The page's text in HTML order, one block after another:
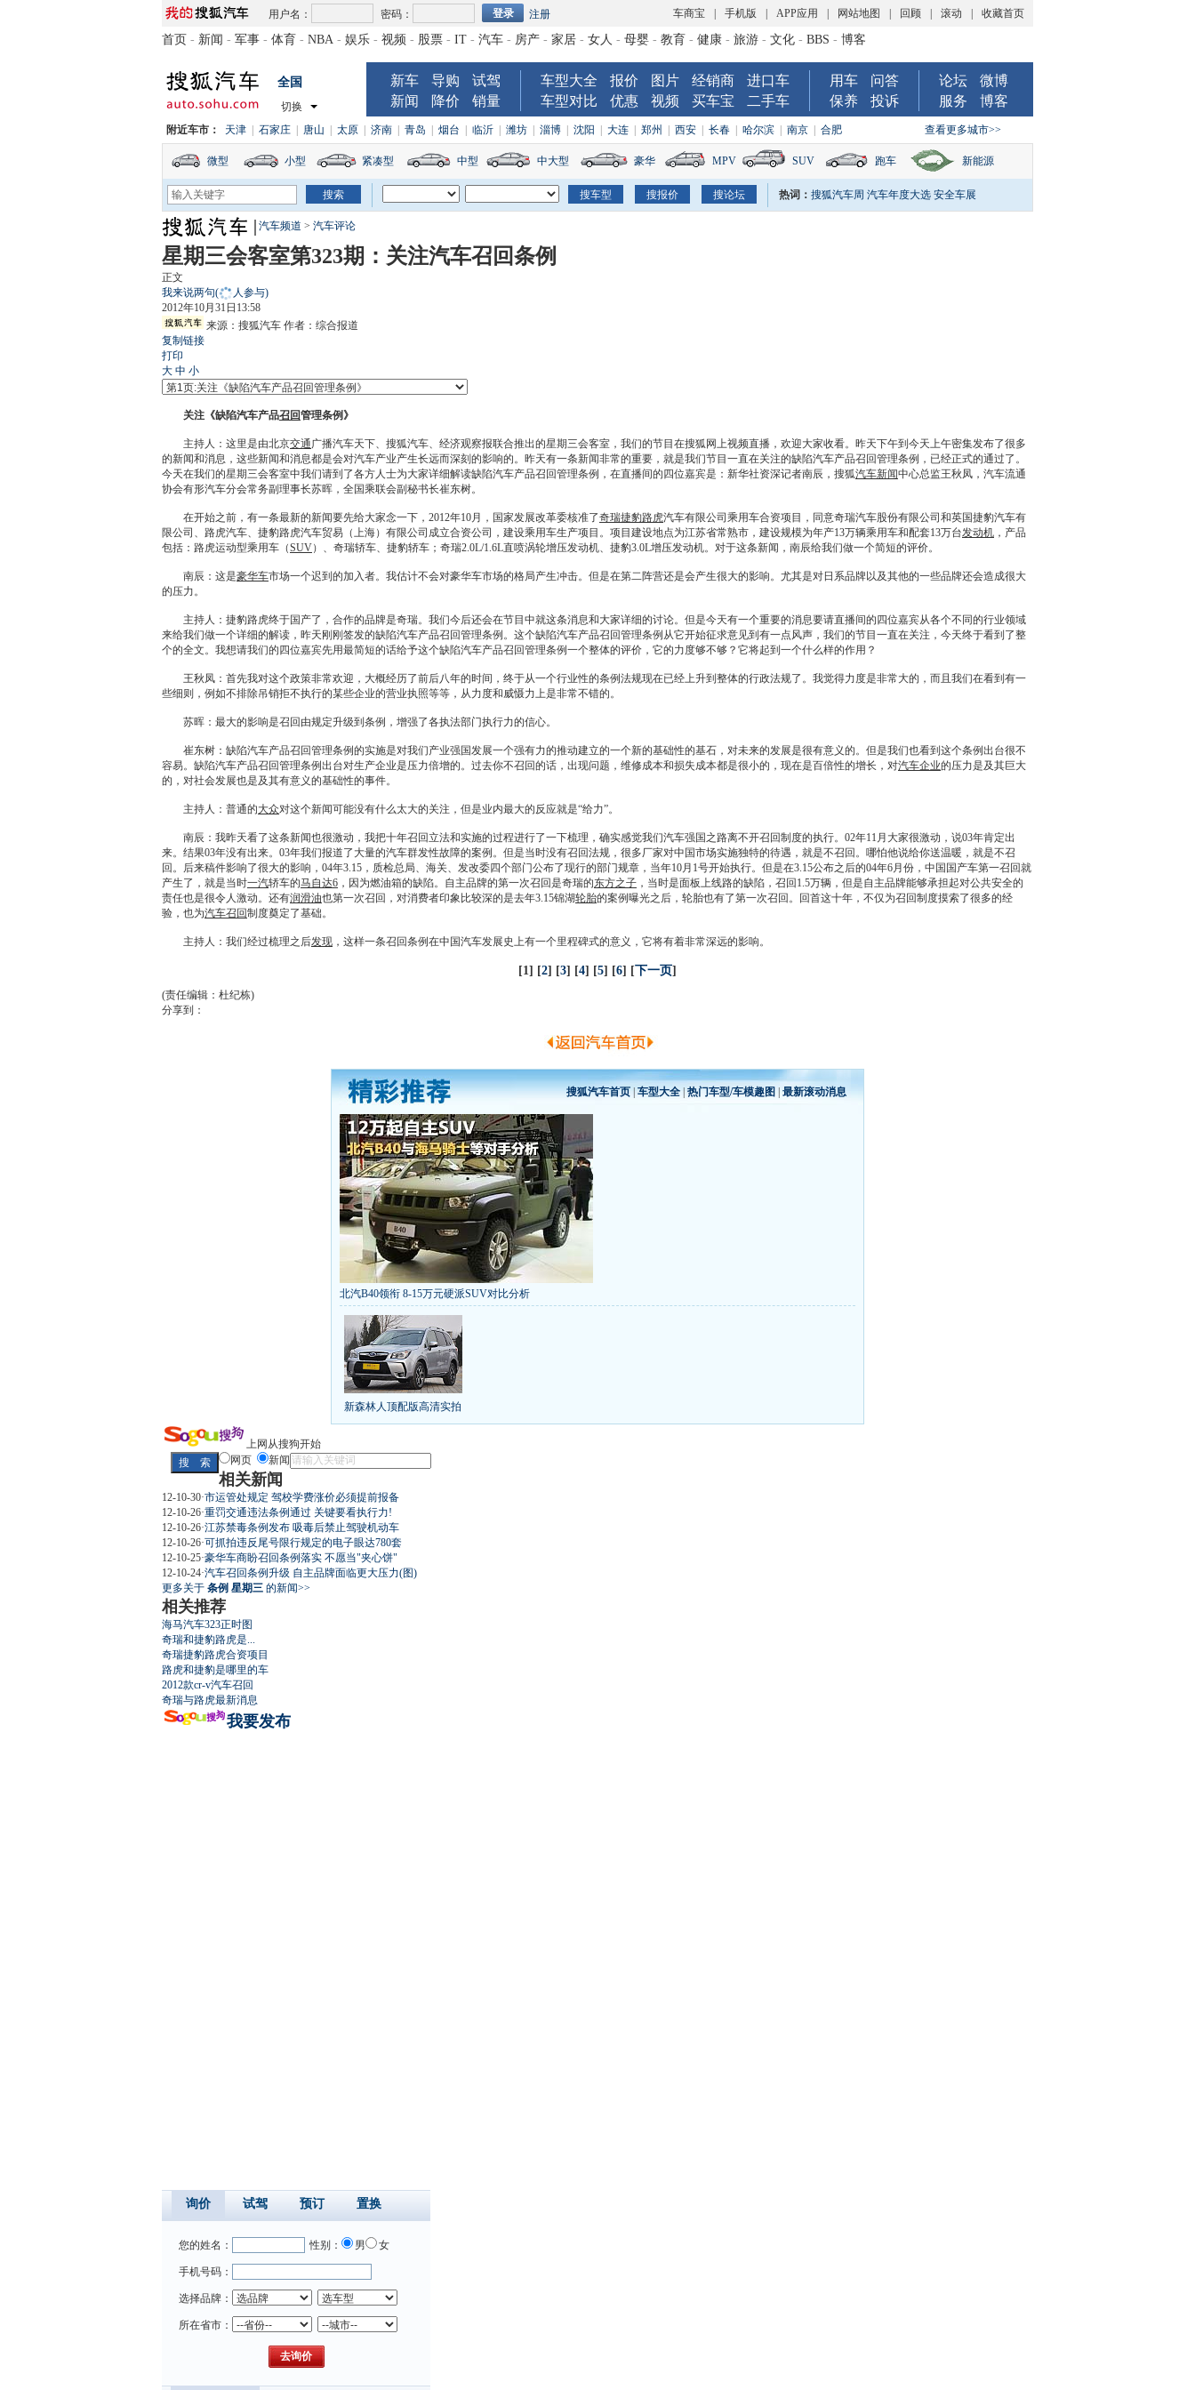
用户名： 密码： 注册 车商宝 手机版 APP应用 网站地图 回顾 滚动 收藏首页
首页 - 新闻 - 军事 - 体育 - NBA - 娱乐 - 视频 - 股票 - IT - 汽车 - 房产 - 家居 - 女人 - 母婴 - 教育 - 健康 - 旅游 - 文化 - BBS - 博客
全国
切换
新车 导购
试驾
新闻
降价 销量
车型大全 报价 图片 经销商
进口车
车型对比
优惠 视频 买车宝 二手车
用车
问答
保养
投诉
论坛
微博
服务
博客
查看更多城市>>
附近车市： 天津 石家庄 唐山 太原 济南 青岛 烟台 临沂 潍坊 淄博 沈阳 大连 郑州 西安 长春 哈尔滨 南京 合肥
微型 小型 紧凑型 中型 中大型 豪华 MPV SUV 跑车 新能源
热词： 搜狐汽车周 汽车年度大选 安全车展
汽车频道 > 汽车评论
星期三会客室第323期：关注汽车召回条例
正文
我来说两句(
人参与)
2012年10月31日13:58
来源： 搜狐汽车作者：综合报道
复制链接
打印
大 中 小
关注《缺陷汽车产品召回管理条例》
主持人：这里是由北京交通广播汽车天下、搜狐汽车、经济观察报联合推出的星期三会客室，我们的节目在搜狐网上视频直播，欢迎大家收看。昨天下午到今天上午密集发布了很多
的新闻和消息，这些新闻和消息都是会对汽车产业产生长远而深刻的影响的。昨天有一条新闻非常的重要，就是我们节目一直在关注的缺陷汽车产品召回管理条例，已经正式的通过了。
今天在我们的星期三会客室中我们请到了各方人士为大家详细解读缺陷汽车产品召回管理条例，在直播间的四位嘉宾是：新华社资深记者南辰，搜狐汽车新闻中心总监王秋凤，汽车流通
协会有形汽车分会常务副理事长苏晖，全国乘联会副秘书长崔东树。
在开始之前，有一条最新的新闻要先给大家念一下，2012年10月，国家发展改革委核准了奇瑞捷豹路虎汽车有限公司乘用车合资项目，同意奇瑞汽车股份有限公司和英国捷豹汽车有
限公司、 路虎汽车、 捷豹路虎汽车贸易（上海）有限公司成立合资公司，建设乘用车生产项目。项目建设地点为江苏省常熟市，建设规模为年产13万辆乘用车和配套13万台发动机 ，产品
包括： 路虎运动型乘用车（SUV）、 奇瑞轿车、 捷豹轿车； 奇瑞2.0L/1.6L直喷涡轮增压发动机、 捷豹3.0L增压发动机。对于这条新闻，南辰给我们做一个简短的评价。
南辰：这是豪华车市场一个迟到的加入者。我估计不会对豪华车市场的格局产生冲击。但是在第二阵营还是会产生很大的影响。尤其是对日系品牌以及其他的一些品牌还会造成很大
的压力。
主持人： 捷豹路虎终于国产了，合作的品牌是奇瑞。我们今后还会在节目中就这条消息和大家详细的讨论。但是今天有一个重要的消息要请直播间的四位嘉宾从各个不同的行业领域
来给我们做一个详细的解读，昨天刚刚签发的缺陷汽车产品召回管理条例。这个缺陷汽车产品召回管理条例从它开始征求意见到有一点风声，我们的节目一直在关注，今天终于看到了整
个的全文。我想请我们的四位嘉宾先用最简短的话给予这个缺陷汽车产品召回管理条例一个整体的评价，它的力度够不够？它将起到一个什么样的作用？
王秋凤：首先我对这个政策非常欢迎，大概经历了前后八年的时间，终于从一个行业性的条例法规现在已经上升到整体的行政法规了。我觉得力度是非常大的，而且我们在看到有一
些细则，例如不排除吊销拒不执行的某些企业的营业执照等等，从力度和威慑力上是非常不错的。
苏晖：最大的影响是召回 由规定升级到条例，增强了各执法部门执行力的信心。
崔东树：缺陷汽车产品召回管理条例的实施是对我们产业强国发展一个强有力的推动建立的一个新的基础性的基石，对未来的发展是很有意义的。但是我们也看到这个条例出台很不
容易。缺陷汽车产品召回管理条例出台对生产企业是压力倍增的。过去你不召回的话，出现问题，维修成本和损失成本都是很小的，现在是百倍性的增长，对汽车企业的压力是及其巨大
的，对社会发展也是及其有意义的基础性的事件。
主持人：普通的大众对这个新闻可能没有什么太大的关注，但是业内最大的反应就是“给力”。
南辰：我昨天看了这条新闻也很激动，我把十年召回立法和实施的过程进行了一下梳理，确实感觉我们汽车强国之路离不开召回制度的执行。02年11月大家很激动，说03年肯定出
来。结果03年没有出来。03年我们报道了大量的汽车群发性故障的案例。但是当时没有召回法规，很多厂家对中国市场实施独特的待遇，就是不召回 。哪怕他说给你送温暖，就是不召
回 。后来稿件影响了很大的影响，04年3.15，质检总局、海关、发改委四个部门公布了现行的部门规章，当年10月1号开始执行。但是在3.15公布之后的04年6月份，中国国产车第一召回就
产生了，就是当时一汽轿车的马自达6 ，因为燃油箱的缺陷。自主品牌的第一次召回是奇瑞的东方之子 ，当时是面板上线路的缺陷， 召回 1.5万辆，但是自主品牌能够承担起对公共安全的
责任也是很令人激动。还有润滑油也第一次召回 ，对消费者印象比较深的是去年3.15锦湖轮胎的案例曝光之后， 轮胎也有了第一次召回 。回首这十年，不仅为召回制度摸索了很多的经
验，也为汽车召回制度奠定了基础。
主持人：我们经过梳理之后发现 ，这样一条召回条例在中国汽车发展史上有一个里程碑式的意义，它将有着非常深远的影响。
[1] [2] [3] [4] [5] [6] [下一页]
(责任编辑：杜纪栋)
分享到：
搜狐汽车首页| 车型大全| 热门车型/车模趣图 最新滚动消息
北汽B40领衔 8-15万元硬派SUV对比分析
丰田推八款低价新车 全新RAV4海外售14万
第九代雅阁/本田新小SUV
凯越已跌至8折甩卖 6款合资自主车是真的低价吗？
给中国人争气的热销SUV 全新马自达6：海外卖13万
10万元新车叫板合资 15万买车谁好
长城2013年新SUV规划曝光
全新胜达23日上市 秒杀日系的SUV
大众6万低价车
新森林人顶配版高清实拍
屌丝必看世界末日逃亡车
上网从搜狗开始
网页
新闻
相关新闻
12-10-30·市运管处规定 驾校学费涨价必须提前报备
12-10-26·重罚交通违法条例通过 关键要看执行力!
12-10-26·江苏禁毒条例发布 吸毒后禁止驾驶机动车
12-10-26·可抓拍违反尾号限行规定的电子眼达780套
12-10-25·豪华车商盼召回条例落实 不愿当"夹心饼"
12-10-24·汽车召回条例升级 自主品牌面临更大压力(图)
更多关于 条例 星期三 的新闻>>
相关推荐
海马汽车323正时图
奇瑞和捷豹路虎是...
奇瑞捷豹路虎合资项目
路虎和捷豹是哪里的车
2012款cr-v汽车召回
奇瑞与路虎最新消息
我要发布
询价 试驾 预订 置换
您的姓名： 性别： 男 女
手机号码：
选择品牌：
所在省市：